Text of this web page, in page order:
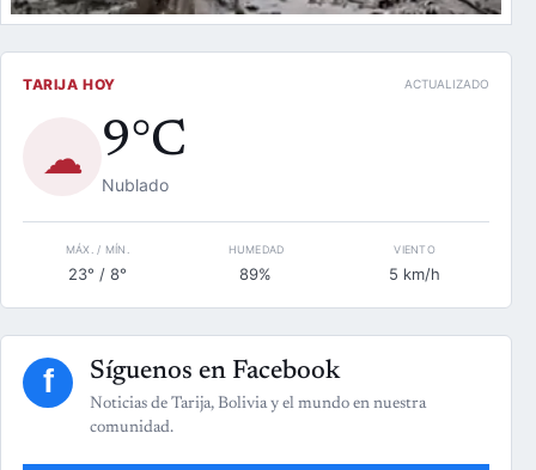
TARIJA HOY ACTUALIZADO
☁ 9°C
Nublado
MÁX. / MÍN.
23° / 8°
HUMEDAD
89%
VIENTO
5 km/h
f Síguenos en Facebook
Noticias de Tarija, Bolivia y el mundo en nuestra
comunidad.